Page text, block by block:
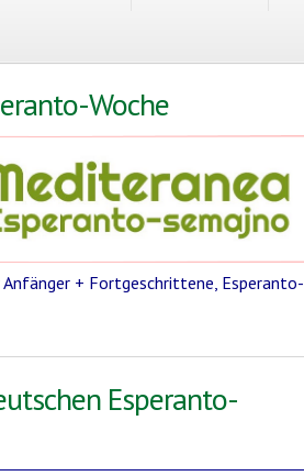
Woche
+ Fortgeschrittene, Esperanto-
Woche
Esperanto-